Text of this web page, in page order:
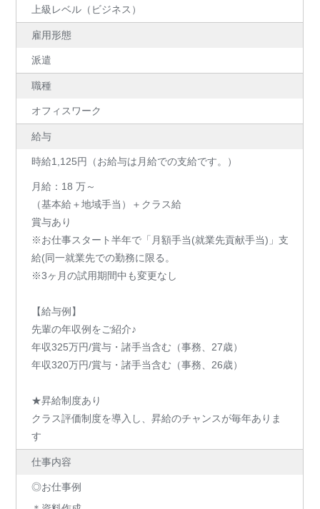
上級レベル（ビジネス）
雇用形態
派遣
職種
オフィスワーク
給与
時給1,125円（お給与は月給での支給です。）
月給：18 万～
（基本給＋地域手当）＋クラス給
賞与あり
※お仕事スタート半年で「月額手当(就業先貢献手当)」支
給(同一就業先での勤務に限る。
※3ヶ月の試用期間中も変更なし
【給与例】
先輩の年収例をご紹介♪
年収325万円/賞与・諸手当含む（事務、27歳）
年収320万円/賞与・諸手当含む（事務、26歳）
★昇給制度あり
クラス評価制度を導入し、昇給のチャンスが毎年ありま
す
仕事内容
◎お仕事例